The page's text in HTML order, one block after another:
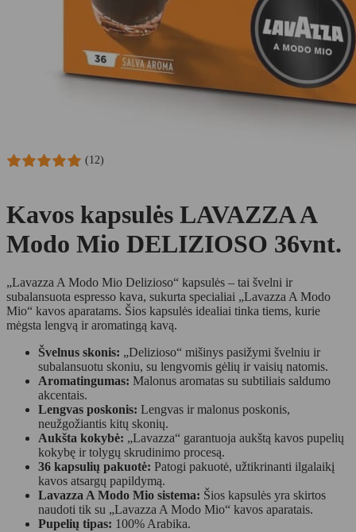
(12)
Kavos kapsulės LAVAZZA A
Modo Mio DELIZIOSO 36vnt.
„Lavazza A Modo Mio Delizioso“ kapsulės – tai švelni ir
subalansuota espresso kava, sukurta specialiai „Lavazza A Modo
Mio“ kavos aparatams. Šios kapsulės idealiai tinka tiems, kurie
mėgsta lengvą ir aromatingą kavą.
Švelnus skonis: „Delizioso“ mišinys pasižymi švelniu ir
subalansuotu skoniu, su lengvomis gėlių ir vaisių natomis.
Aromatingumas: Malonus aromatas su subtiliais saldumo
akcentais.
Lengvas poskonis: Lengvas ir malonus poskonis,
neužgožiantis kitų skonių.
Aukšta kokybė: „Lavazza“ garantuoja aukštą kavos pupelių
kokybę ir tolygų skrudinimo procesą.
36 kapsulių pakuotė: Patogi pakuotė, užtikrinanti ilgalaikį
kavos atsargų papildymą.
Lavazza A Modo Mio sistema: Šios kapsulės yra skirtos
naudoti tik su „Lavazza A Modo Mio“ kavos aparatais.
Pupelių tipas: 100% Arabika.